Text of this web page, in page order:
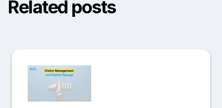
Related posts